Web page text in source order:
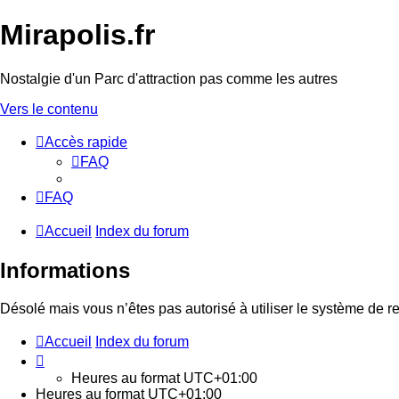
Mirapolis.fr
Nostalgie d'un Parc d'attraction pas comme les autres
Vers le contenu
Accès rapide
FAQ
FAQ
Accueil Index du forum
Informations
Désolé mais vous n’êtes pas autorisé à utiliser le système de
Accueil Index du forum
Heures au format UTC+01:00
Heures au format UTC+01:00